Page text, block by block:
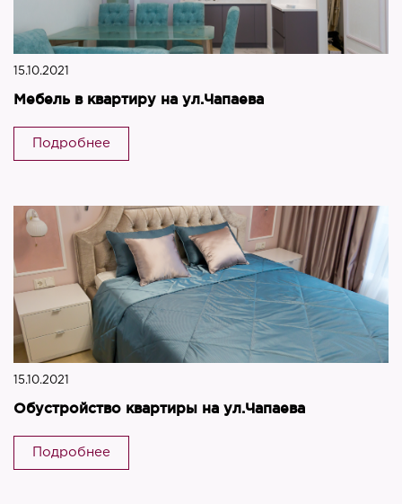
15.10.2021
Мебель в квартиру на ул.Чапаева
Подробнее
15.10.2021
Обустройство квартиры на ул.Чапаева
Подробнее